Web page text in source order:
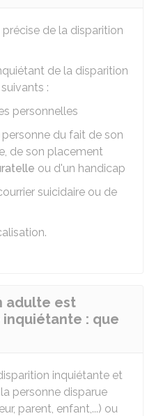
de la disparition
de la disparition
:
personnelles
du fait de son
de son placement
ou d'un handicap
suicidaire ou de
adulte est
: que
inquiétante et
personne disparue
parent, enfant,...) ou